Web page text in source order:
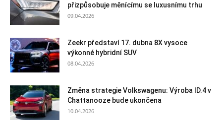
přizpůsobuje měnícímu se luxusnímu trhu
09.04.2026
Zeekr představí 17. dubna 8X vysoce
výkonné hybridní SUV
08.04.2026
Změna strategie Volkswagenu: Výroba ID.4 v
Chattanooze bude ukončena
10.04.2026